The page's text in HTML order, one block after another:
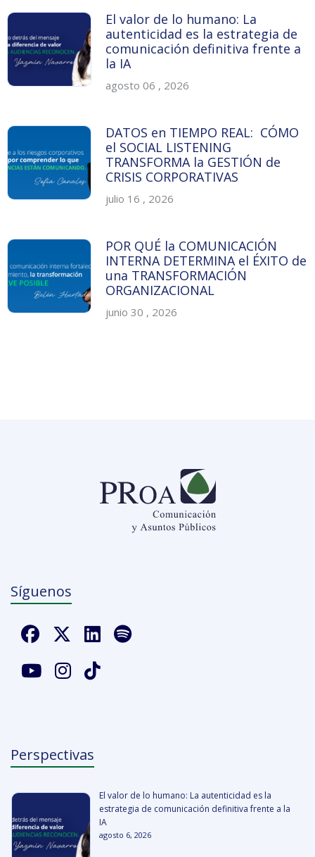
El valor de lo humano: La
autenticidad es la estrategia de
comunicación definitiva frente a
la IA
agosto 06 , 2026
DATOS en TIEMPO REAL: CÓMO
el SOCIAL LISTENING
TRANSFORMA la GESTIÓN de
CRISIS CORPORATIVAS
julio 16 , 2026
POR QUÉ la COMUNICACIÓN
INTERNA DETERMINA el ÉXITO de
una TRANSFORMACIÓN
ORGANIZACIONAL
junio 30 , 2026
Síguenos
Perspectivas
El valor de lo humano: La autenticidad es la
estrategia de comunicación definitiva frente a la
IA
agosto 6, 2026